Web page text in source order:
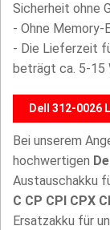
Sicherheit ohne
- Ohne
- Die Lieferzeit
beträgt ca. 5-15
Dell 312-0026
Bei unserem
hochwertigen
Austauschakku
C CP CPI CPX
Ersatzakku für